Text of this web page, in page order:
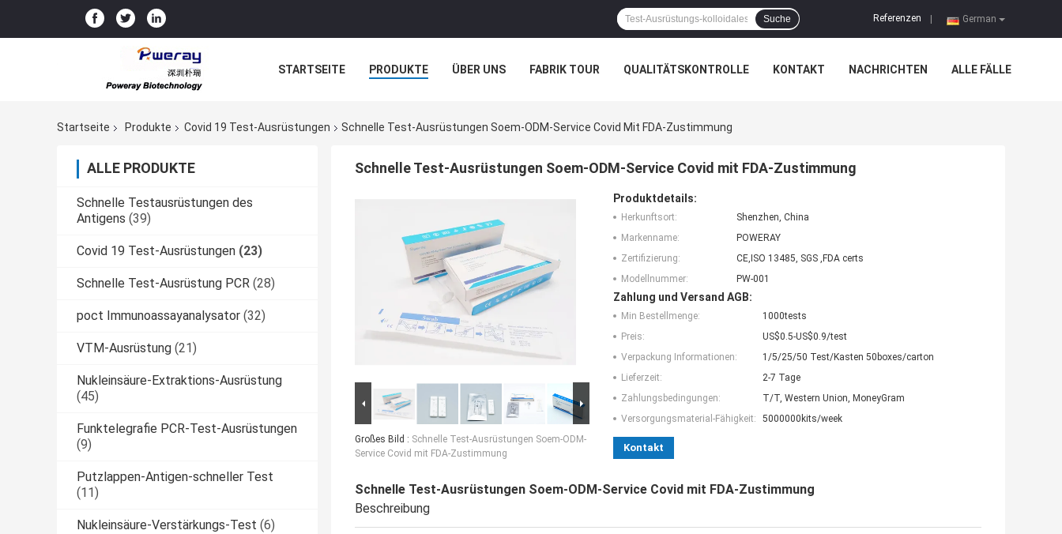
German
Referenzen
Suche
STARTSEITE PRODUKTE ÜBER UNS FABRIK TOUR QUALITÄTSKONTROLLE KONTAKT NACHRICHTEN ALLE FÄLLE
Startseite Produkte Covid 19 Test-Ausrüstungen Schnelle Test-Ausrüstungen Soem-ODM-Service Covid Mit FDA-Zustimmung
ALLE PRODUKTE
Schnelle Testausrüstungen des
Antigens (39)
Covid 19 Test-Ausrüstungen (23)
Schnelle Test-Ausrüstung PCR (28)
poct Immunoassayanalysator (32)
VTM-Ausrüstung (21)
Nukleinsäure-Extraktions-Ausrüstung
(45)
Funktelegrafie PCR-Test-Ausrüstungen
(9)
Putzlappen-Antigen-schneller Test
(11)
Nukleinsäure-Verstärkungs-Test (6)
Schnelle Test-Ausrüstungen Soem-ODM-Service Covid mit FDA-Zustimmung
Großes Bild : Schnelle Test-Ausrüstungen Soem-ODM-
Service Covid mit FDA-Zustimmung
Produktdetails:
Herkunftsort:
Shenzhen, China
Markenname:
POWERAY
Zertifizierung:
CE,ISO 13485, SGS ,FDA certs
Modellnummer:
PW-001
Zahlung und Versand AGB:
Min Bestellmenge:
1000tests
Preis:
US$0.5-US$0.9/test
Verpackung Informationen:
1/5/25/50 Test/Kasten 50boxes/carton
Lieferzeit:
2-7 Tage
Zahlungsbedingungen:
T/T, Western Union, MoneyGram
Versorgungsmaterial-Fähigkeit:
5000000kits/week
Kontakt
Schnelle Test-Ausrüstungen Soem-ODM-Service Covid mit FDA-Zustimmung
Beschreibung